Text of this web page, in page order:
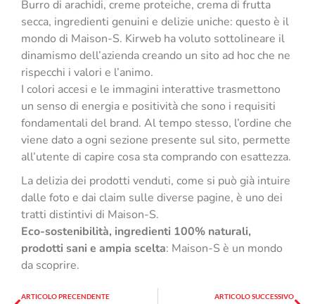
Burro di arachidi, creme proteiche, crema di frutta
secca, ingredienti genuini e delizie uniche: questo è il
mondo di Maison-S. Kirweb ha voluto sottolineare il
dinamismo dell’azienda creando un sito ad hoc che ne
rispecchi i valori e l’animo.
I colori accesi e le immagini interattive trasmettono
un senso di energia e positività che sono i requisiti
fondamentali del brand. Al tempo stesso, l’ordine che
viene dato a ogni sezione presente sul sito, permette
all’utente di capire cosa sta comprando con esattezza.
La delizia dei prodotti venduti, come si può già intuire
dalle foto e dai claim sulle diverse pagine, è uno dei
tratti distintivi di Maison-S.
Eco-sostenibilità, ingredienti 100% naturali,
prodotti sani e ampia scelta: Maison-S è un mondo
da scoprire.
Precedente
ARTICOLO PRECENDENTE ARTICOLO SUCCESSIVO